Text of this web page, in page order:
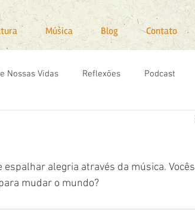
Música Blog Contato
Nossas Vidas Reflexões Podcast
alegria através da música. Vocês
mudar o mundo?